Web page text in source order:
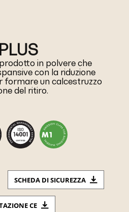
prodotto in polvere che
con la riduzione
formare un calcestruzzo
del ritiro.
SCHEDA DI SICUREZZA
CE